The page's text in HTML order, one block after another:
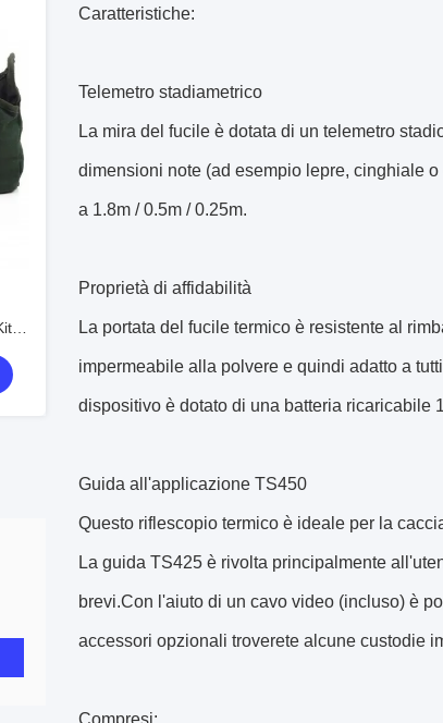
Caratteristiche:
Telemetro stadiametrico
La mira del fucile è dotata di un telemetro
dimensioni note (ad esempio lepre, cinghiale
a 1.8m / 0.5m / 0.25m.
Proprietà di affidabilità
La portata del fucile termico è resistente al
impermeabile alla polvere e quindi adatto a
dispositivo è dotato di una batteria ricaricabile
Guida all'applicazione TS450
Questo riflescopio termico è ideale per la
La guida TS425 è rivolta principalmente
brevi.Con l'aiuto di un cavo video (incluso) è
accessori opzionali troverete alcune custodie
Compresi: